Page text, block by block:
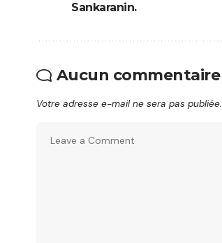
Sankaranin.
Aucun commentaire
Votre adresse e-mail ne sera pas publiée.